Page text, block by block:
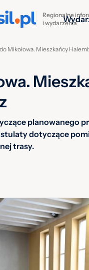
Regionalne
i wydarzenia
Mikołowa. Mieszkańcy
planowanego
dotyczące
trasy.